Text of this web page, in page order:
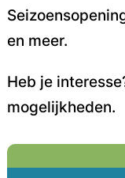
en meer.
Heb je
mogelijkheden.